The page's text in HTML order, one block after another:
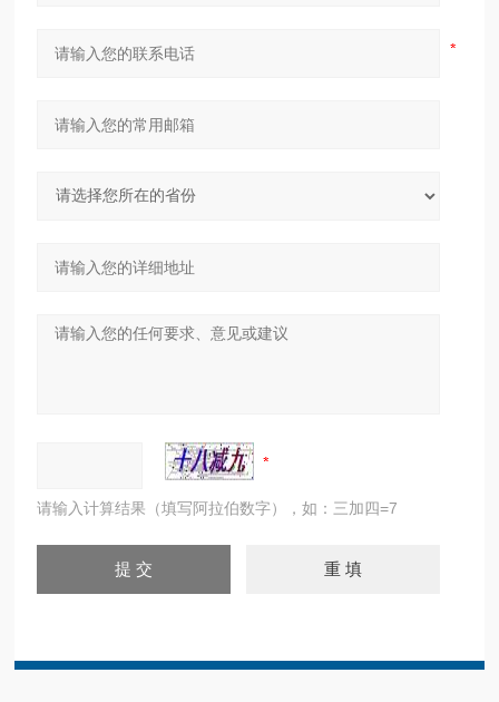
请输入计算结果（填写阿拉伯数字），如：三加四=7